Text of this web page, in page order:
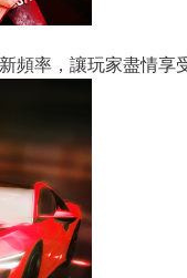
頻率，讓玩家盡情享